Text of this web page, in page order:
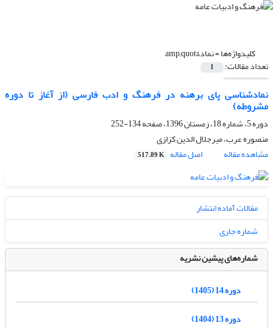
کلیدواژه‌ها =نماد&amp;quot
تعداد مقالات: 1
نمادشناسی پای برهنه در فرهنگ و ادب فارسی (از آغاز تا دوره
مشروطه)
دوره 5، شماره 18، زمستان 1396، صفحه
134-252
منصوره عرب، میرجلال الدین کزازی
مشاهده مقاله
اصل مقاله 517.89 K
مقالات آماده انتشار
شماره جاری
شماره‌های پیشین نشریه
دوره 14 (1405)
دوره 13 (1404)